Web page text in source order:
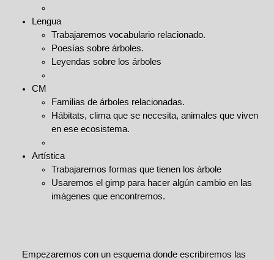
Lengua
Trabajaremos vocabulario relacionado.
Poesías sobre árboles.
Leyendas sobre los árboles
CM
Familias de árboles relacionadas.
Hábitats, clima que se necesita, animales que viven
en ese ecosistema.
Artística
Trabajaremos formas que tienen los árbole
Usaremos el gimp para hacer algún cambio en las
imágenes que encontremos.
Empezaremos con un esquema donde escribiremos las